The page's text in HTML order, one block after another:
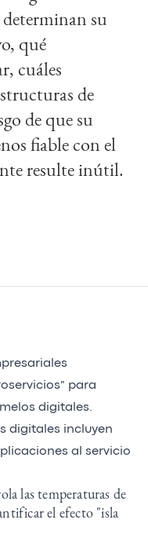
su
qué
cuáles
de
de que su
fiable con el
resulte inútil.
para
digitales.
digitales incluyen
al servicio
las temperaturas de
el efecto "isla